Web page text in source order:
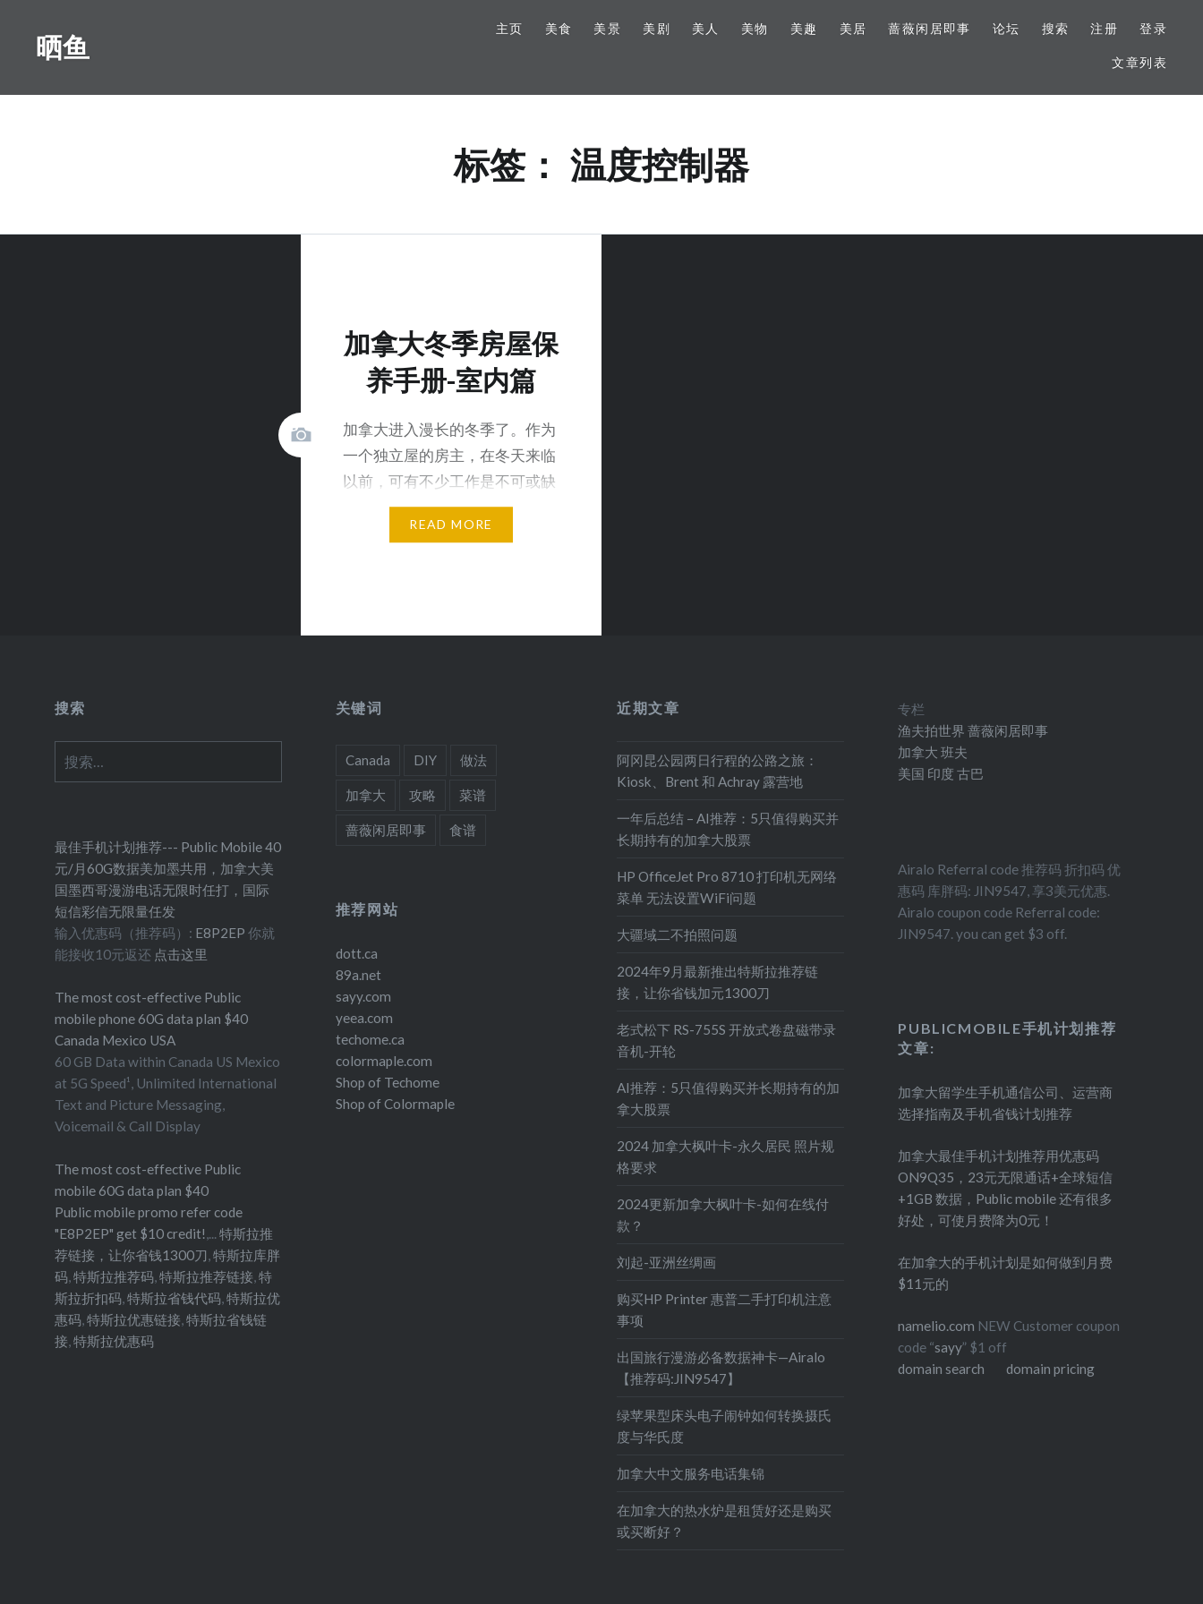
content晒鱼
主页 美食 美景 美剧 美人 美物 美趣 美居 蔷薇闲居即事 论坛 搜索 注册 登录
文章列表
标签： 温度控制器
加拿大冬季房屋保
养手册-室内篇
加拿大进入漫长的冬季了。作为
一个独立屋的房主，在冬天来临
以前，可有不少工作是不可或缺
的 ，需要在过冬以前逐一检…
READ MORE
搜索
索：
关键词
Canada DIY 做法
加拿大 攻略 菜谱
蔷薇闲居即事 食谱
近期文章
阿冈昆公园两日行程的公路之旅：
Kiosk、Brent 和 Achray 露营地
一年后总结 – AI推荐：5只值得购买并
长期持有的加拿大股票
HP OfficeJet Pro 8710 打印机无网络
菜单 无法设置WiFi问题
大疆域二不拍照问题
2024年9月最新推出特斯拉推荐链
接，让你省钱加元1300刀
老式松下 RS-755S 开放式卷盘磁带录
音机-开轮
AI推荐：5只值得购买并长期持有的加
拿大股票
2024 加拿大枫叶卡-永久居民 照片规
格要求
2024更新加拿大枫叶卡-如何在线付
款？
刘起-亚洲丝绸画
购买HP Printer 惠普二手打印机注意
事项
出国旅行漫游必备数据神卡—Airalo
【推荐码:JIN9547】
绿苹果型床头电子闹钟如何转换摄氏
度与华氏度
加拿大中文服务电话集锦
在加拿大的热水炉是租赁好还是购买
或买断好？
专栏
渔夫拍世界蔷薇闲居即事
加拿大 班夫
美国 印度 古巴
最佳手机计划推荐--- Public Mobile 40
元/月60G数据美加墨共用，加拿大美
国墨西哥漫游电话无限时任打，国际
短信彩信无限量任发
输入优惠码（推荐码）: E8P2EP 你就
能接收10元返还 点击这里
The most cost-effective Public
mobile phone 60G data plan $40
Canada Mexico USA
60 GB Data within Canada US Mexico
at 5G Speed¹, Unlimited International
Text and Picture Messaging,
Voicemail & Call Display
The most cost-effective Public
mobile 60G data plan $40
Public mobile promo refer code
"E8P2EP" get $10 credit!,... 特斯拉推
荐链接，让你省钱1300刀,特斯拉库胖
码,特斯拉推荐码,特斯拉推荐链接,特
斯拉折扣码,特斯拉省钱代码,特斯拉优
惠码,特斯拉优惠链接,特斯拉省钱链
接,特斯拉优惠码
Airalo Referral code 推荐码 折扣码 优
惠码 库胖码: JIN9547, 享3美元优惠.
Airalo coupon code Referral code:
JIN9547. you can get $3 off.
推荐网站
dott.ca
89a.net
sayy.com
yeea.com
techome.ca
colormaple.com
Shop of Techome
Shop of Colormaple
PUBLICMOBILE手机计划推荐
文章:
加拿大留学生手机通信公司、运营商
选择指南及手机省钱计划推荐
加拿大最佳手机计划推荐用优惠码
ON9Q35，23元无限通话+全球短信
+1GB 数据，Public mobile 还有很多
好处，可使月费降为0元！
在加拿大的手机计划是如何做到月费
$11元的
namelio.com NEW Customer coupon
code “sayy” $1 off
domain search
domain pricing